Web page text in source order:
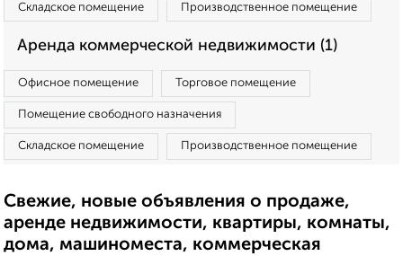
Складское помещение Производственное помещение
Аренда коммерческой недвижимости (1)
Офисное помещение Торговое помещение
Помещение свободного назначения
Складское помещение Производственное помещение
Свежие, новые объявления о продаже,
аренде недвижимости, квартиры, комнаты,
дома, машиноместа, коммерческая